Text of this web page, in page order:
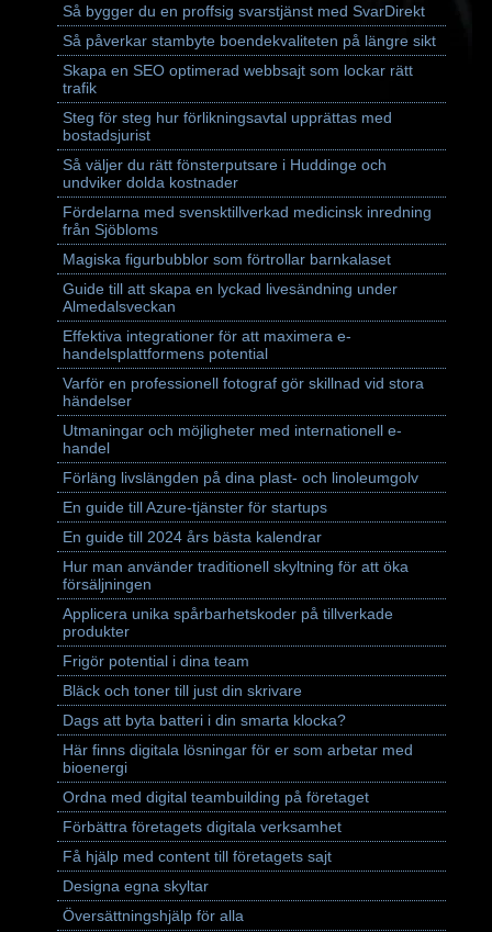
Så bygger du en proffsig svarstjänst med SvarDirekt
Så påverkar stambyte boendekvaliteten på längre sikt
Skapa en SEO optimerad webbsajt som lockar rätt
trafik
Steg för steg hur förlikningsavtal upprättas med
bostadsjurist
Så väljer du rätt fönsterputsare i Huddinge och
undviker dolda kostnader
Fördelarna med svensktillverkad medicinsk inredning
från Sjöbloms
Magiska figurbubblor som förtrollar barnkalaset
Guide till att skapa en lyckad livesändning under
Almedalsveckan
Effektiva integrationer för att maximera e-
handelsplattformens potential
Varför en professionell fotograf gör skillnad vid stora
händelser
Utmaningar och möjligheter med internationell e-
handel
Förläng livslängden på dina plast- och linoleumgolv
En guide till Azure-tjänster för startups
En guide till 2024 års bästa kalendrar
Hur man använder traditionell skyltning för att öka
försäljningen
Applicera unika spårbarhetskoder på tillverkade
produkter
Frigör potential i dina team
Bläck och toner till just din skrivare
Dags att byta batteri i din smarta klocka?
Här finns digitala lösningar för er som arbetar med
bioenergi
Ordna med digital teambuilding på företaget
Förbättra företagets digitala verksamhet
Få hjälp med content till företagets sajt
Designa egna skyltar
Översättningshjälp för alla